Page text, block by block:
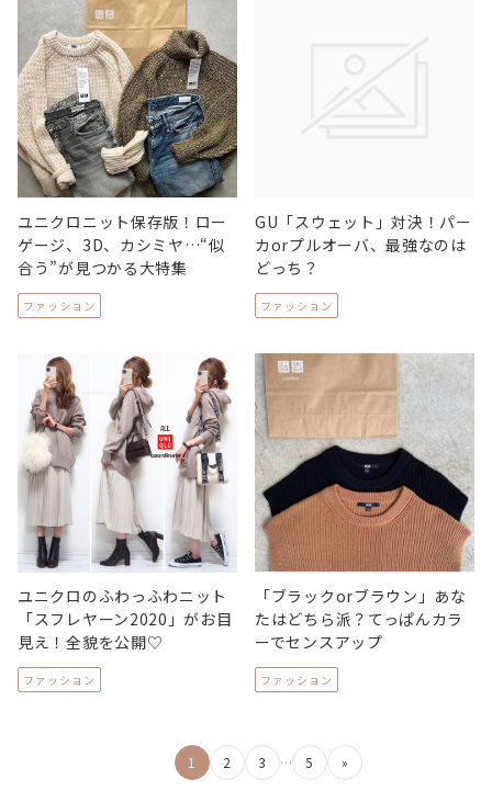
ユニクロニット保存版！ロー
ゲージ、3D、カシミヤ…“似
合う”が見つかる大特集
ファッション
GU「スウェット」対決！パー
カorプルオーバ、最強なのは
どっち？
ファッション
ユニクロのふわっふわニット
「スフレヤーン2020」がお目
見え！全貌を公開♡
ファッション
「ブラックorブラウン」あな
たはどちら派？てっぱんカラ
ーでセンスアップ
ファッション
1 2 3 … 5 »